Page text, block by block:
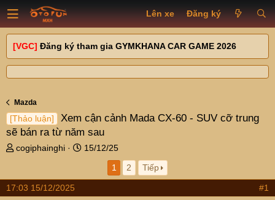
Lên xe Đăng ký
[VGC] Đăng ký tham gia GYMKHANA CAR GAME 2026
Mazda
[Thảo luận]
Xem cận cảnh Mada CX-60 - SUV cỡ trung
sẽ bán ra từ năm sau
T
e
a
cogiphainghi
N
y
15/12/25
1
2 Tiếp
17:03 15/12/2025 #1